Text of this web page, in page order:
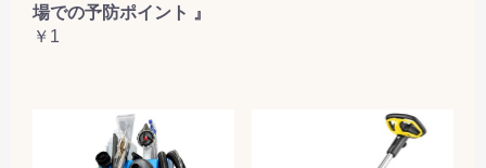
場での予防ポイント 』
￥1